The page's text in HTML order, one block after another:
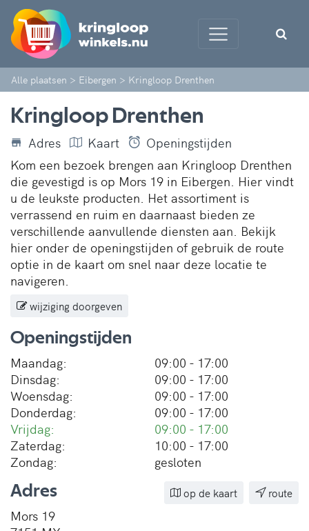
Alle plaatsen > Eibergen > Kringloop Drenthen
Kringloop Drenthen
Adres Kaart
Openingstijden
Kom een bezoek brengen aan Kringloop Drenthen
die gevestigd is op Mors 19 in Eibergen. Hier vindt
u de leukste producten. Het assortiment is
verrassend en ruim en daarnaast bieden ze
verschillende aanvullende diensten aan. Bekijk
hier onder de openingstijden of gebruik de route
optie in de kaart om snel naar deze locatie te
navigeren.
wijziging doorgeven
Openingstijden
Maandag:
09:00 - 17:00
Dinsdag:
09:00 - 17:00
Woensdag:
09:00 - 17:00
Donderdag:
09:00 - 17:00
Vrijdag:
09:00 - 17:00
Zaterdag:
10:00 - 17:00
Zondag:
gesloten
route
op de kaart
Adres
Mors 19